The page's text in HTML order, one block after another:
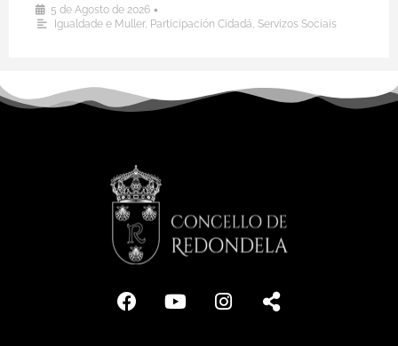
5 de Agosto de 2026 •
Igualdade e Muller, Participación Cidadá, Servizos Sociais